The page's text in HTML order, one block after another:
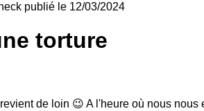
publié le 12/03/2024
torture
de loin 😉 A l'heure où nous